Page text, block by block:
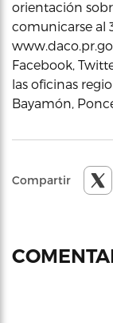
orientación
comunicarse al
Facebook,
las oficinas
Bayamón,
Compartir